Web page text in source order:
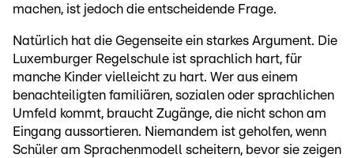
machen, ist jedoch die entscheidende Frage.
Natürlich hat die Gegenseite ein starkes Argument. Die
Luxemburger Regelschule ist sprachlich hart, für
manche Kinder vielleicht zu hart. Wer aus einem
benachteiligten familiären, sozialen oder sprachlichen
Umfeld kommt, braucht Zugänge, die nicht schon am
Eingang aussortieren. Niemandem ist geholfen, wenn
Schüler am Sprachenmodell scheitern, bevor sie zeigen